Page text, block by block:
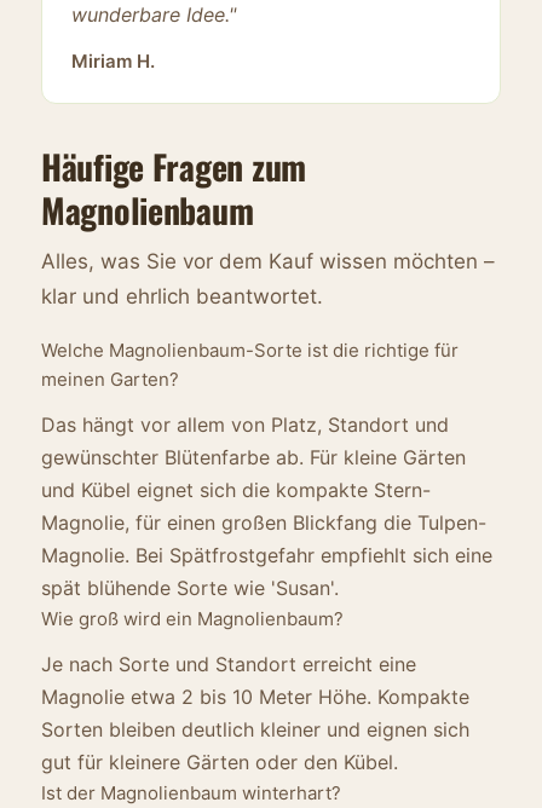
wunderbare Idee."
Miriam H.
Häufige Fragen zum
Magnolienbaum
Alles, was Sie vor dem Kauf wissen möchten –
klar und ehrlich beantwortet.
Welche Magnolienbaum-Sorte ist die richtige für
meinen Garten?
Das hängt vor allem von Platz, Standort und
gewünschter Blütenfarbe ab. Für kleine Gärten
und Kübel eignet sich die kompakte Stern-
Magnolie, für einen großen Blickfang die Tulpen-
Magnolie. Bei Spätfrostgefahr empfiehlt sich eine
spät blühende Sorte wie 'Susan'.
Wie groß wird ein Magnolienbaum?
Je nach Sorte und Standort erreicht eine
Magnolie etwa 2 bis 10 Meter Höhe. Kompakte
Sorten bleiben deutlich kleiner und eignen sich
gut für kleinere Gärten oder den Kübel.
Ist der Magnolienbaum winterhart?